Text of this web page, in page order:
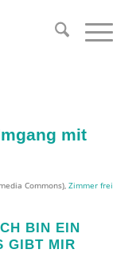
mit
Commons), Zimmer frei
BIN EIN
GIBT MIR